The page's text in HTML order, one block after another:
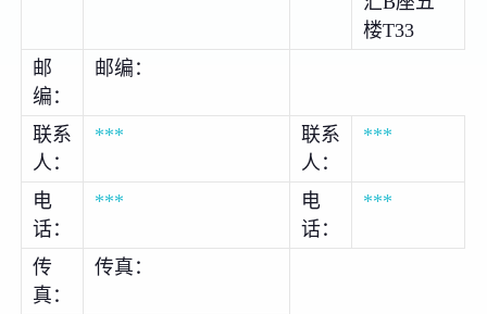
楼T33
邮
编：
邮编：
联系
人：
***
联系
人：
***
电
话：
***
电
话：
***
传
真：
传真：